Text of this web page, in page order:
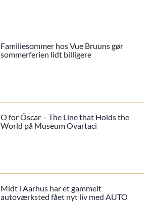
Familiesommer hos Vue Bruuns gør
sommerferien lidt billigere
O for Óscar – The Line that Holds the
World på Museum Ovartaci
Midt i Aarhus har et gammelt
autoværksted fået nyt liv med AUTO